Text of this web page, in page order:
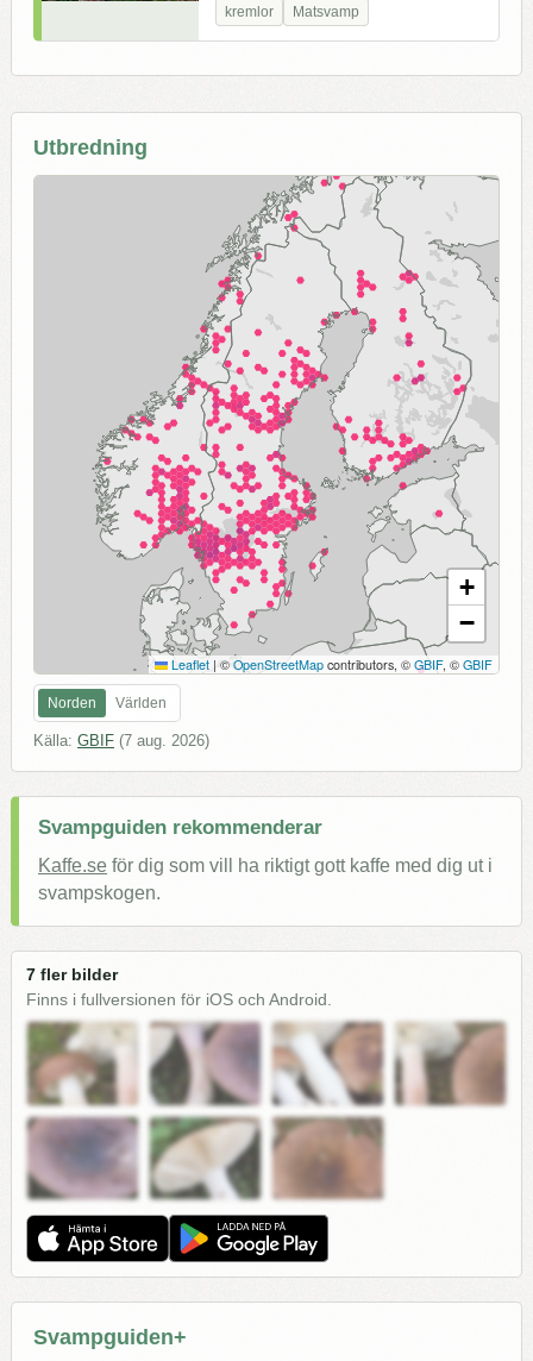
kremlor Matsvamp
Utbredning
+
−
Leaflet | ©OpenStreetMap contributors, © GBIF, © GBIF
Norden Världen
Källa: GBIF (7 aug. 2026)
Svampguiden rekommenderar
Kaffe.se för dig som vill ha riktigt gott kaffe med dig ut i
svampskogen.
7 fler bilder
Finns i fullversionen för iOS och Android.
Svampguiden+